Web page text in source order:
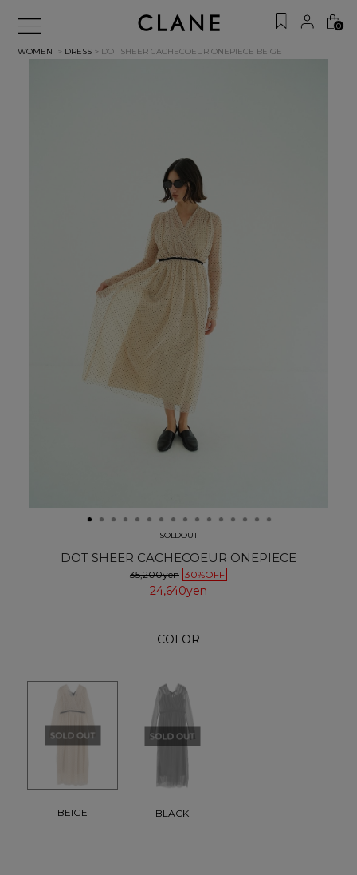
0
WOMEN > DRESS > DOT SHEER CACHECOEUR ONEPIECE BEIGE
SOLDOUT
DOT SHEER CACHECOEUR ONEPIECE
35,200yen 30%OFF
24,640yen
COLOR
BEIGE BLACK